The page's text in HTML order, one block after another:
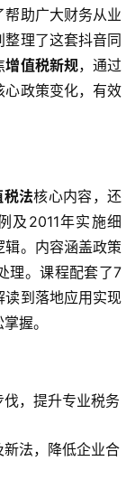
助广大财务从业
理了这套抖音同
增值税新规，通过
心政策变化，有效
法核心内容，还
及2011年实施细
。内容涵盖政策
理。课程配套了7
读到落地应用实现
握。
伐，提升专业税务
新法，降低企业合